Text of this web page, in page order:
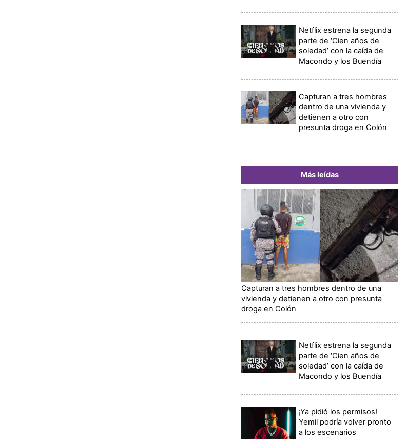
Netflix estrena la segunda
parte de ‘Cien años de
soledad’ con la caída de
Macondo y los Buendía
Capturan a tres hombres
dentro de una vivienda y
detienen a otro con
presunta droga en Colón
Más leídas
Capturan a tres hombres dentro de una
vivienda y detienen a otro con presunta
droga en Colón
Netflix estrena la segunda
parte de ‘Cien años de
soledad’ con la caída de
Macondo y los Buendía
¡Ya pidió los permisos!
Yemil podría volver pronto
a los escenarios